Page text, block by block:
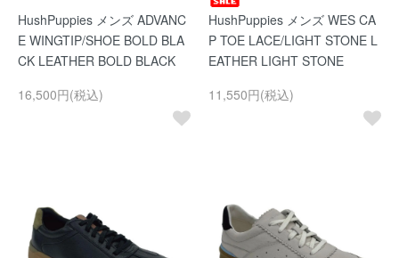
HushPuppies メンズ ADVANC
E WINGTIP/SHOE BOLD BLA
CK LEATHER BOLD BLACK
16,500円(税込)
HushPuppies メンズ WES CA
P TOE LACE/LIGHT STONE L
EATHER LIGHT STONE
11,550円(税込)